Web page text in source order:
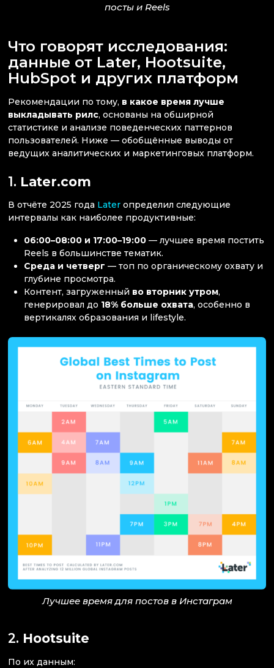
посты и Reels
Что говорят исследования:
данные от Later, Hootsuite,
HubSpot и других платформ
Рекомендации по тому, в какое время лучше
выкладывать рилс, основаны на обширной
статистике и анализе поведенческих паттернов
пользователей. Ниже — обобщённые выводы от
ведущих аналитических и маркетинговых платформ.
1. Later.com
В отчёте 2025 года Later определил следующие
интервалы как наиболее продуктивные:
06:00–08:00 и 17:00–19:00 — лучшее время постить
Reels в большинстве тематик.
Среда и четверг — топ по органическому охвату и
глубине просмотра.
Контент, загруженный во вторник утром,
генерировал до 18% больше охвата, особенно в
вертикалях образования и lifestyle.
Лучшее время для постов в Инстаграм
2. Hootsuite
По их данным: